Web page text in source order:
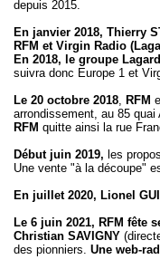
depuis 2015.
En janvier 2018, Thierry
RFM et Virgin Radio
En 2018, le groupe
suivra donc Europe 1 et
Le 20 octobre 2018, RFM
arrondissement, au 85
RFM quitte ainsi la rue
Début juin 2019, les
Une vente "à la découpe"
En juillet 2020, Lionel
Le 6 juin 2021, RFM fête
Christian SAVIGNY
des pionniers. Une web-